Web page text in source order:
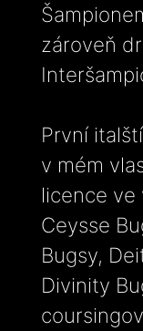
zároveň
První
v mém
licence ve
Ceysse
Bugsy,
Divinity